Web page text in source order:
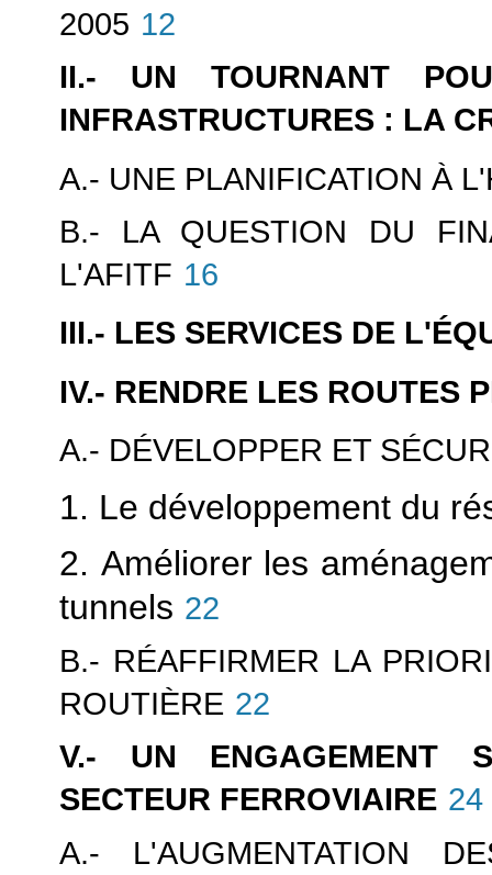
2005 12
II.- UN TOURNANT
INFRASTRUCTURES : LA
A.- UNE PLANIFICATION À
B.- LA QUESTION DU
L'AFITF 16
III.- LES SERVICES DE
IV.- RENDRE LES ROUTES
A.- DÉVELOPPER ET
1. Le développement du
2. Améliorer les
tunnels 22
B.- RÉAFFIRMER LA
ROUTIÈRE 22
V.- UN ENGAGEMENT
SECTEUR FERROVIAIRE 24
A.- L'AUGMENTATION